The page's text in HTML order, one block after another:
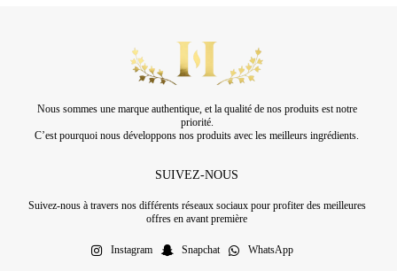
Nous sommes une marque authentique, et la qualité de nos produits est notre
priorité.
C’est pourquoi nous développons nos produits avec les meilleurs ingrédients.
SUIVEZ-NOUS
Suivez-nous à travers nos différents réseaux sociaux pour profiter des meilleures
offres en avant première
Instagram Snapchat WhatsApp